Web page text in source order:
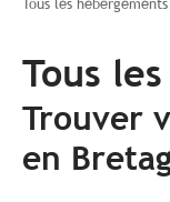
Tous les hébergements
Tous
Trouver
en